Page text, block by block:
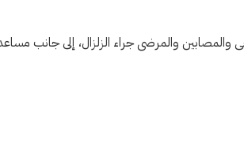
والمصابين والمرضى جراء الزلزال، إلى جانب